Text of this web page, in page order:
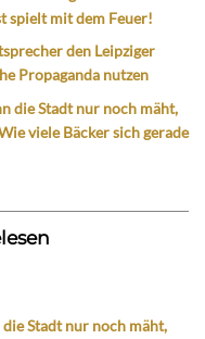
spielt mit dem Feuer!
den Leipziger
Propaganda nutzen
die Stadt nur noch mäht,
viele Bäcker sich gerade
Stadt nur noch mäht,